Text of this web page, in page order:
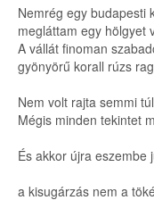
Nemrég egy budapesti
megláttam egy hölgyet
A vállát finoman
gyönyörű korall rúzs
Nem volt rajta semmi
Mégis minden tekintet
És akkor újra eszembe
a kisugárzás nem a